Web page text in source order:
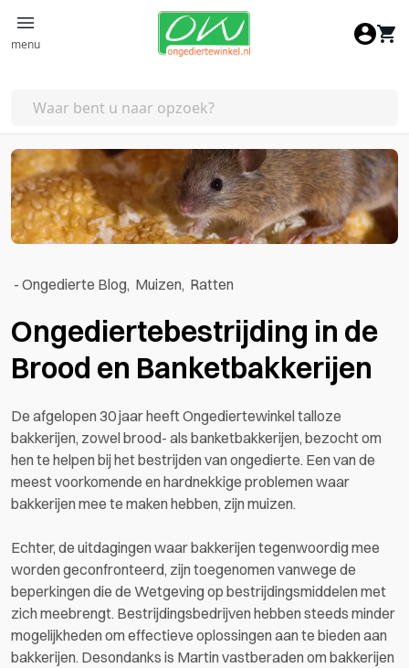
menu
- Ongedierte Blog, Muizen, Ratten
Ongediertebestrijding in de
Brood en Banketbakkerijen
De afgelopen 30 jaar heeft Ongediertewinkel talloze
bakkerijen, zowel brood- als banketbakkerijen, bezocht om
hen te helpen bij het bestrijden van ongedierte. Een van de
meest voorkomende en hardnekkige problemen waar
bakkerijen mee te maken hebben, zijn muizen.
Echter, de uitdagingen waar bakkerijen tegenwoordig mee
worden geconfronteerd, zijn toegenomen vanwege de
beperkingen die de Wetgeving op bestrijdingsmiddelen met
zich meebrengt. Bestrijdingsbedrijven hebben steeds minder
mogelijkheden om effectieve oplossingen aan te bieden aan
bakkerijen. Desondanks is Martin vastberaden om bakkerijen